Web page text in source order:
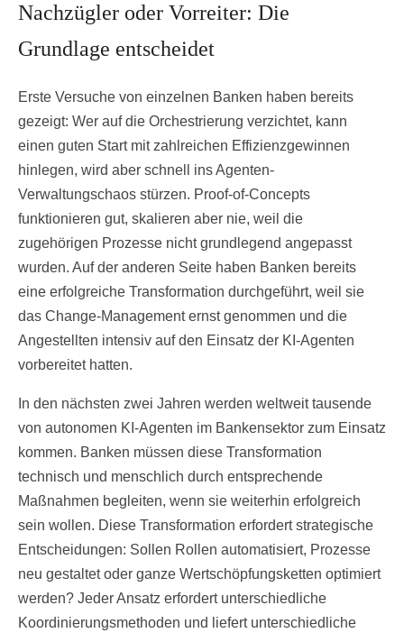
Nachzügler oder Vorreiter: Die
Grundlage entscheidet
Erste Versuche von einzelnen Banken haben bereits
gezeigt: Wer auf die Orchestrierung verzichtet, kann
einen guten Start mit zahlreichen Effizienzgewinnen
hinlegen, wird aber schnell ins Agenten-
Verwaltungschaos stürzen. Proof-of-Concepts
funktionieren gut, skalieren aber nie, weil die
zugehörigen Prozesse nicht grundlegend angepasst
wurden. Auf der anderen Seite haben Banken bereits
eine erfolgreiche Transformation durchgeführt, weil sie
das Change-Management ernst genommen und die
Angestellten intensiv auf den Einsatz der KI-Agenten
vorbereitet hatten.
In den nächsten zwei Jahren werden weltweit tausende
von autonomen KI-Agenten im Bankensektor zum Einsatz
kommen. Banken müssen diese Transformation
technisch und menschlich durch entsprechende
Maßnahmen begleiten, wenn sie weiterhin erfolgreich
sein wollen. Diese Transformation erfordert strategische
Entscheidungen: Sollen Rollen automatisiert, Prozesse
neu gestaltet oder ganze Wertschöpfungsketten optimiert
werden? Jeder Ansatz erfordert unterschiedliche
Koordinierungsmethoden und liefert unterschiedliche